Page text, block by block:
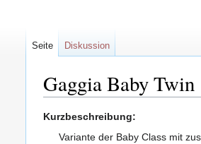
Gaggia Baby Twin
Zur
Navigation
Zur
Suche
Kurzbeschreibung:
Variante der Baby Class mit
Seite Diskussion